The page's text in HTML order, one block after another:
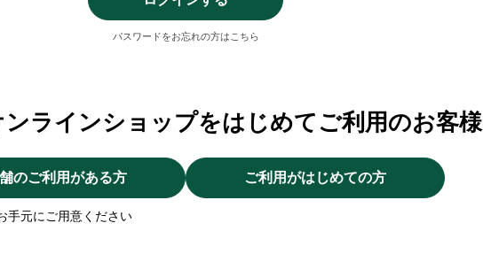
パスワードをお忘れの方はこちら
ンラインショップをはじめてご利用のお客様
のご利用がある方
手元にご用意ください
ご利用がはじめての方